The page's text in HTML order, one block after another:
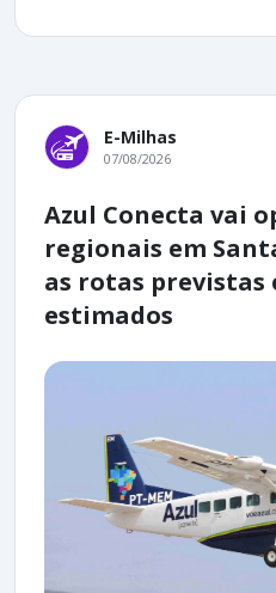
E-Milhas
07/08/2026
Azul Conecta vai
regionais em
as rotas previstas
estimados